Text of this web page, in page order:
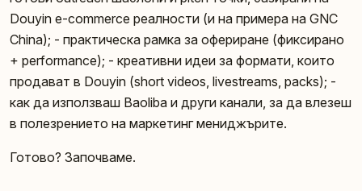
Douyin e-commerce реалности (и на примера на GNC
China); - практическа рамка за офериране (фиксирано
+ performance); - креативни идеи за формати, които
продават в Douyin (short videos, livestreams, packs); -
как да използваш Baoliba и други канали, за да влезеш
в полезрението на маркетинг мениджърите.
Готово? Започваме.